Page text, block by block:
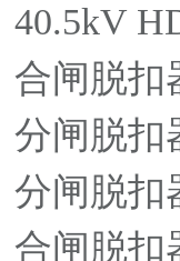
40.5kV
合闸脱扣
分闸脱扣
分闸脱扣
合闸脱扣